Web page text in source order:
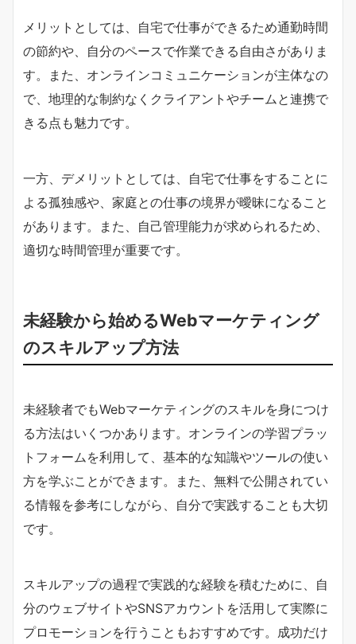
メリットとしては、自宅で仕事ができるため通勤時間
の節約や、自分のペースで作業できる自由さがありま
す。また、オンラインコミュニケーションが主体なの
で、地理的な制約なくクライアントやチームと連携で
きる点も魅力です。
一方、デメリットとしては、自宅で仕事をすることに
よる孤独感や、家庭との仕事の境界が曖昧になること
があります。また、自己管理能力が求められるため、
適切な時間管理が重要です。
未経験から始めるWebマーケティング
のスキルアップ方法
未経験者でもWebマーケティングのスキルを身につけ
る方法はいくつかあります。オンラインの学習プラッ
トフォームを利用して、基本的な知識やツールの使い
方を学ぶことができます。また、無料で公開されてい
る情報を参考にしながら、自分で実践することも大切
です。
スキルアップの過程で実践的な経験を積むために、自
分のウェブサイトやSNSアカウントを活用して実際に
プロモーションを行うこともおすすめです。成功だけ